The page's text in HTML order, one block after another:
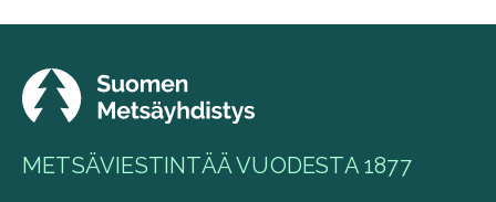
METSÄVIESTINTÄÄ VUODESTA 1877